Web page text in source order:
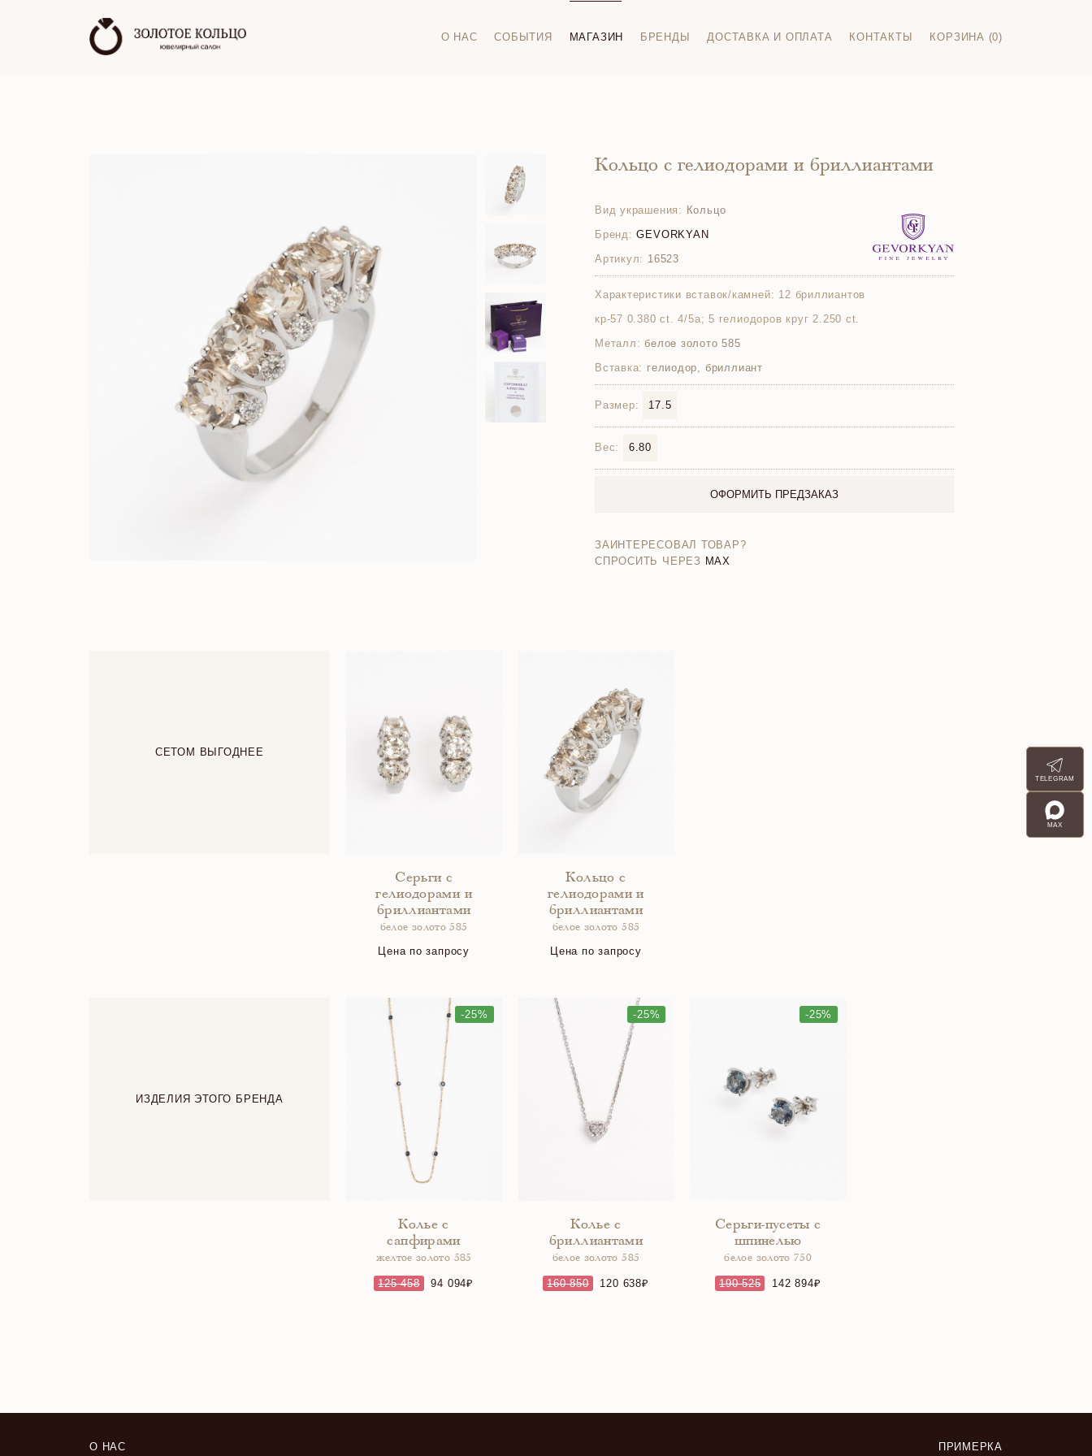
О НАС СОБЫТИЯ МАГАЗИН БРЕНДЫ ДОСТАВКА И ОПЛАТА КОНТАКТЫ КОРЗИНА (0)
Кольцо с гелиодорами и бриллиантами
Вид украшения: Кольцо
Бренд: GEVORKYAN
Артикул: 16523
Характеристики вставок/камней: 12 бриллиантов
кр-57 0.380 ct. 4/5а; 5 гелиодоров круг 2.250 ct.
Металл: белое золото 585
Вставка: гелиодор, бриллиант
Размер: 17.5
Вес: 6.80
ОФОРМИТЬ ПРЕДЗАКАЗ
ЗАИНТЕРЕСОВАЛ ТОВАР?
СПРОСИТЬ ЧЕРЕЗ MAX
СЕТОМ ВЫГОДНЕЕ
Серьги с
гелиодорами и
бриллиантами
белое золото 585
Цена по запросу
Кольцо с
гелиодорами и
бриллиантами
белое золото 585
Цена по запросу
ИЗДЕЛИЯ ЭТОГО БРЕНДА
-25%
Колье с
сапфирами
желтое золото 585
125 458 94 094
-25%
Колье с
бриллиантами
белое золото 585
160 850 120 638
-25%
Серьги-пусеты с
шпинелью
белое золото 750
190 525 142 894
TELEGRAM
MAX
О НАС ПРИМЕРКА